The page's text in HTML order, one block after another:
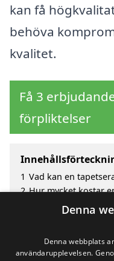
kan få
behöva
kvalitet.
Få 3
förpliktelser
1 Vad kan en
2 Hur mycket kostar
Fördelar med att
Sök efter en
Denna
Denna webbplats
användarupplevelsen.